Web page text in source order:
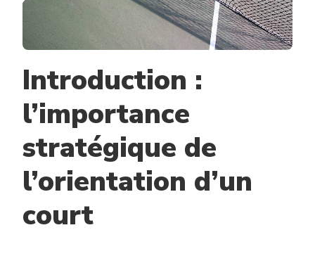
?
Introduction :
l’importance
stratégique de
l’orientation d’un
court